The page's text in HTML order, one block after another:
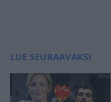
LUE SEURAAVAKSI